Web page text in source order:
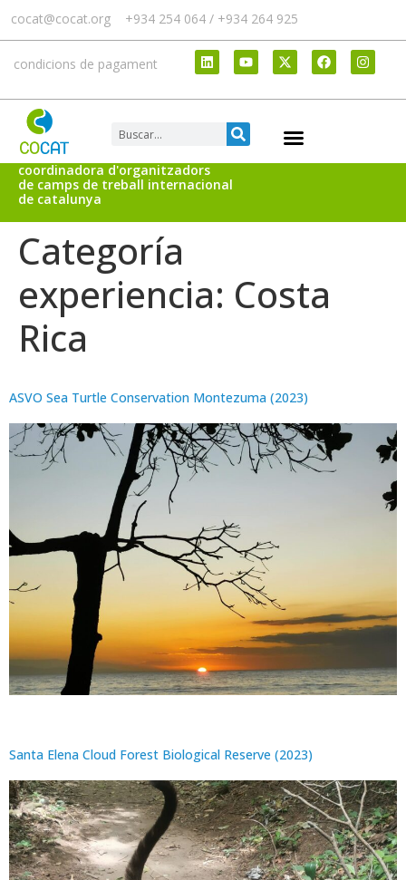
cocat@cocat.org +934 254 064 / +934 264 925
condicions de pagament
coordinadora d'organitzadors
de camps de treball internacional
de catalunya
Categoría
experiencia: Costa
Rica
ASVO Sea Turtle Conservation Montezuma (2023)
Santa Elena Cloud Forest Biological Reserve (2023)